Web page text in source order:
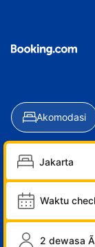
Akomodasi
Waktu
2 dewasa